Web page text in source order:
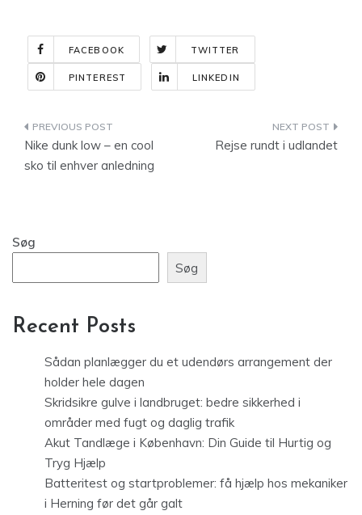
FACEBOOK TWITTER
PINTEREST LINKEDIN
Indlægsnavigation
Nike dunk low – en cool
sko til enhver anledning
Rejse rundt i udlandet
Søg
Søg
Recent Posts
Sådan planlægger du et udendørs arrangement der
holder hele dagen
Skridsikre gulve i landbruget: bedre sikkerhed i
områder med fugt og daglig trafik
Akut Tandlæge i København: Din Guide til Hurtig og
Tryg Hjælp
Batteritest og startproblemer: få hjælp hos mekaniker
i Herning før det går galt